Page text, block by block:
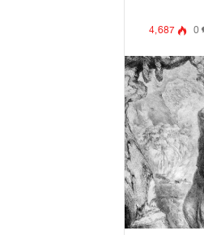
0 4٬687